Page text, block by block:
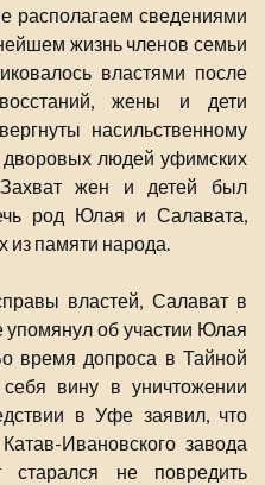
располагаем сведениями
жизнь членов семьи
властями после
жены и дети
насильственному
людей уфимских
жен и детей был
род Юлая и Салавата,
из памяти народа.
властей, Салават в
упомянул об участии Юлая
время допроса в Тайной
вину в уничтожении
в Уфе заявил, что
Ивановского завода
старался не повредить